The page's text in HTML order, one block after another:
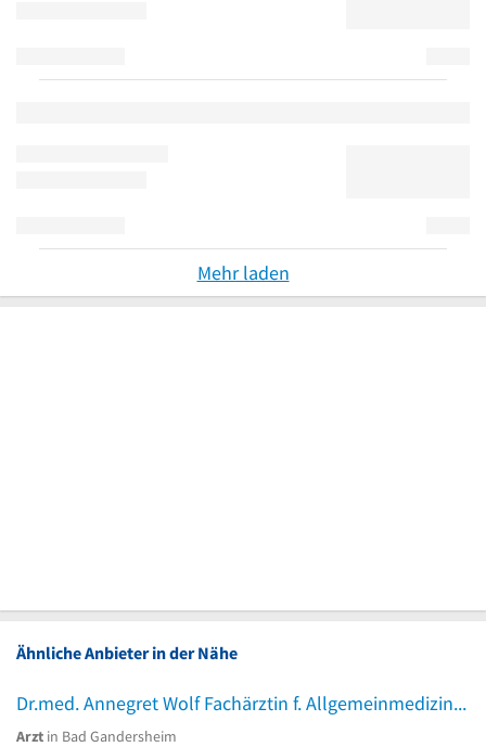
Mehr laden
Ähnliche Anbieter in der Nähe
Dr.med. Annegret Wolf Fachärztin f. Allgemeinmedizin
Arzt in Bad Gandersheim